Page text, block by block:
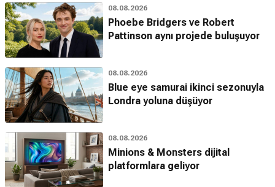
08.08.2026
Phoebe Bridgers ve Robert
Pattinson aynı projede buluşuyor
08.08.2026
Blue eye samurai ikinci sezonuyla
Londra yoluna düşüyor
08.08.2026
Minions & Monsters dijital
platformlara geliyor